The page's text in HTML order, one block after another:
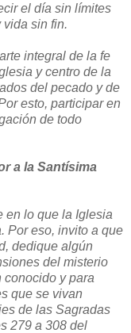
el día sin límites
vida sin fin.
integral de la fe
y centro de la
del pecado y de
esto, participar en
de todo
a la Santísima
en lo que la Iglesia
Por eso, invito a que
dedique algún
del misterio
conocido y para
que se vivan
de las Sagradas
279 a 308 del